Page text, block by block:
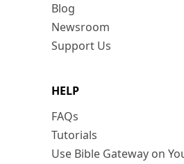
Blog
Newsroom
Support Us
HELP
FAQs
Tutorials
Use Bible Gateway on